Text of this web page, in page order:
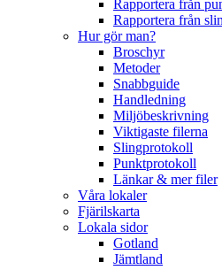
Rapportera från
Rapportera från
Hur gör man?
Broschyr
Metoder
Snabbguide
Handledning
Miljöbeskrivning
Viktigaste filerna
Slingprotokoll
Punktprotokoll
Länkar & mer filer
Våra lokaler
Fjärilskarta
Lokala sidor
Gotland
Jämtland